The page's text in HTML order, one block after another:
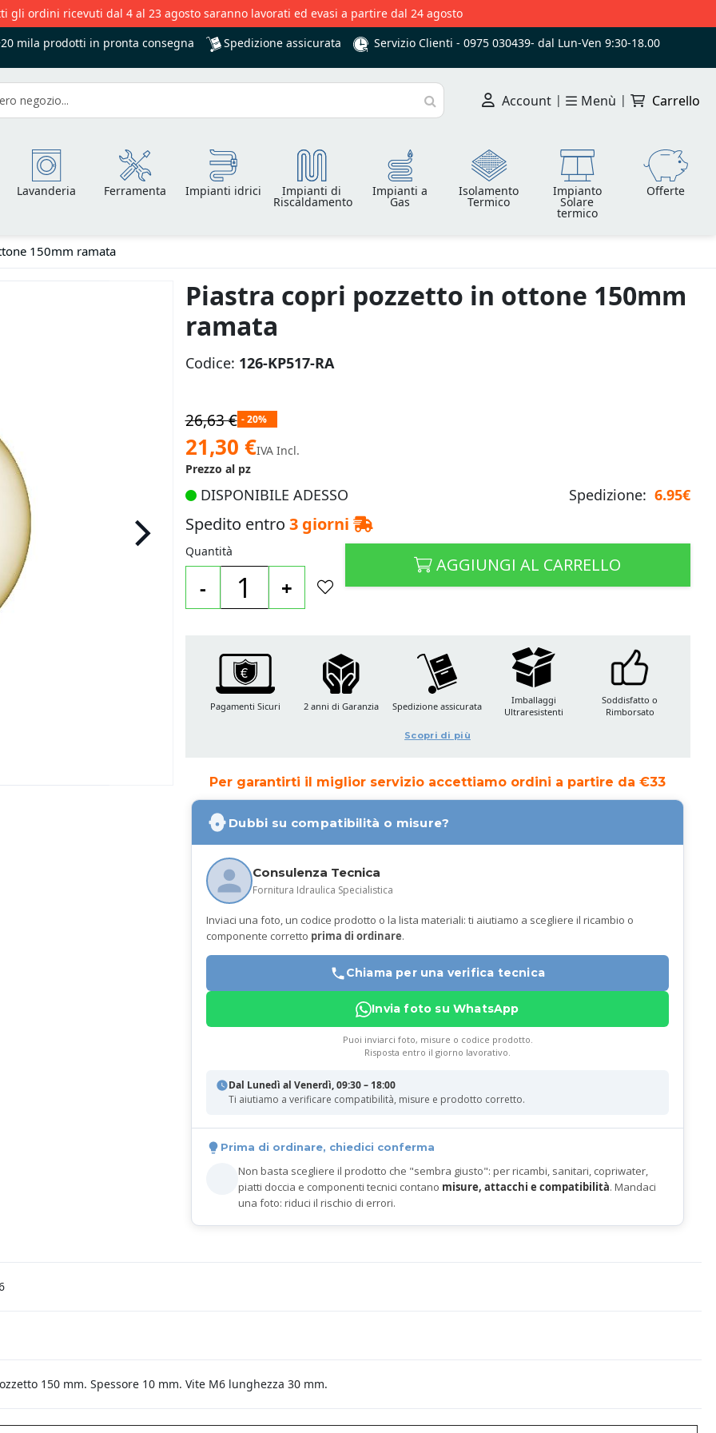
gli ordini ricevuti dal 4 al 23 agosto saranno lavorati ed evasi a partire dal 24 agosto
mila prodotti in pronta consegna Spedizione assicurata Servizio Clienti - 0975 030439- dal Lun-Ven 9:30-18.00
Cerca
Account | Menù | Carrello
Lavanderia Ferramenta Impianti idrici Impianti di
Riscaldamento
Impianti a
Gas
Isolamento
Termico
Impianto
Solare
termico
Offerte
150mm ramata
Piastra copri pozzetto in ottone 150mm
ramata
Codice: 126-KP517-RA
26,63 € - 20%
Prezzo
speciale
21,30 €IVA Incl.
Prezzo al pz
DISPONIBILE ADESSO Spedizione: 6.95€
Spedito entro 3 giorni
Quantità
- +
AGGIUNGI AL CARRELLO
Per garantirti il miglior servizio accettiamo ordini a partire da €33
Dubbi su compatibilità o misure?
Consulenza Tecnica
Fornitura Idraulica Specialistica
Inviaci una foto, un codice prodotto o la lista materiali: ti aiutiamo a scegliere il ricambio o
componente corretto prima di ordinare.
Chiama per una verifica tecnica
Invia foto su WhatsApp
Puoi inviarci foto, misure o codice prodotto.
Risposta entro il giorno lavorativo.
Dal Lunedì al Venerdì, 09:30 – 18:00
Ti aiutiamo a verificare compatibilità, misure e prodotto corretto.
Prima di ordinare, chiedici conferma
Non basta scegliere il prodotto che "sembra giusto": per ricambi, sanitari, copriwater,
piatti doccia e componenti tecnici contano misure, attacchi e compatibilità. Mandaci
una foto: riduci il rischio di errori.
Pagamenti Sicuri 2 anni di Garanzia Spedizione assicurata
Imballaggi
Ultraresistenti
Soddisfatto o
Rimborsato
Scopri di più
150 mm. Spessore 10 mm. Vite M6 lunghezza 30 mm.